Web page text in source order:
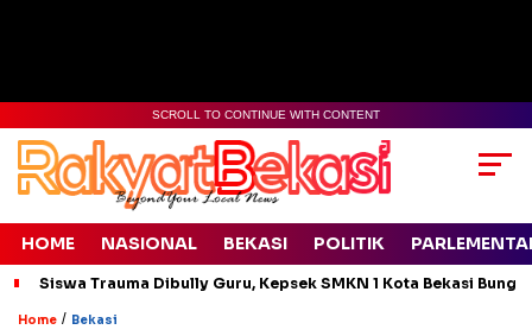
SCROLL TO CONTINUE WITH CONTENT
HOME NASIONAL BEKASI POLITIK
Siswa Trauma Dibully Guru, Kepsek SMKN 1 Kota Bekasi
Home / Bekasi